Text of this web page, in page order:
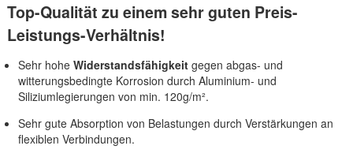
Top-Qualität zu einem sehr guten Preis-
Leistungs-Verhältnis!
Sehr hohe Widerstandsfähigkeit gegen abgas- und
witterungsbedingte Korrosion durch Aluminium- und
Siliziumlegierungen von min. 120g/m².
Sehr gute Absorption von Belastungen durch Verstärkungen an
flexiblen Verbindungen.